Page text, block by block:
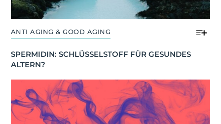
ANTI AGING & GOOD AGING
SPERMIDIN: SCHLÜSSELSTOFF FÜR GESUNDES
ALTERN?